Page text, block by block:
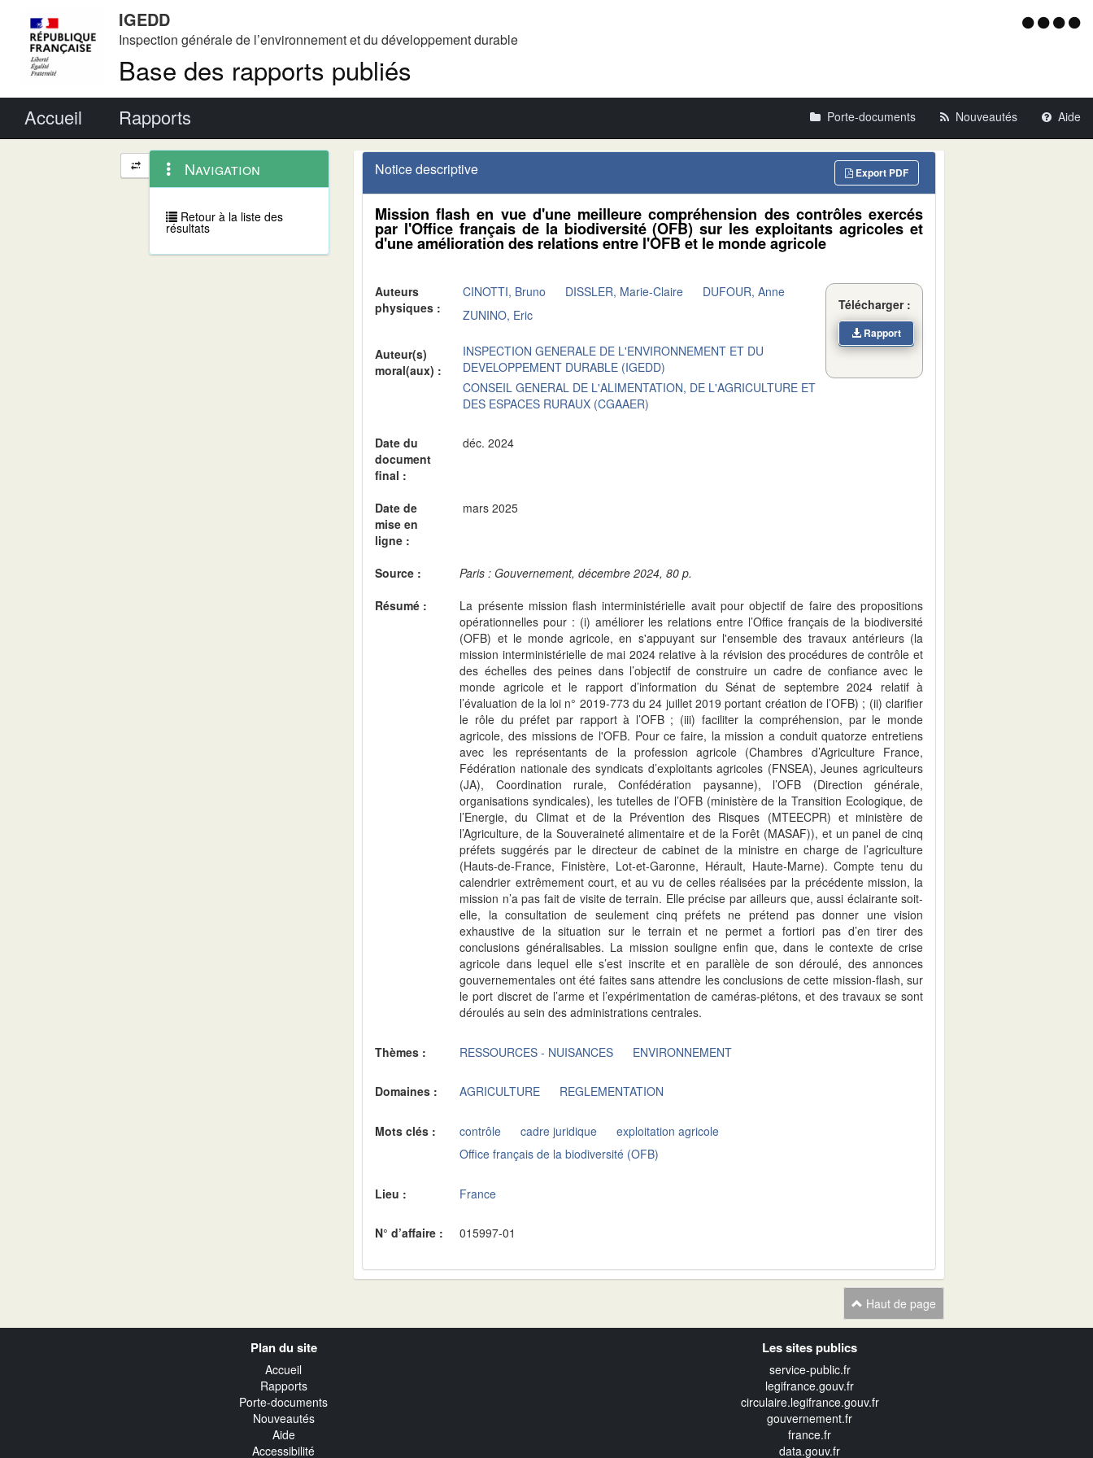
IGEDD
Inspection générale de l’environnement et du développement durable
Base des rapports publiés
Menu
Accueil Rapports Porte-documents Nouveautés Aide
Navigation
et
outils
annexes
contextuel
Navigation
Retour à la liste des
résultats
Notice descriptive Export PDF
Mission flash en vue d'une meilleure compréhension des contrôles exercés
par l'Office français de la biodiversité (OFB) sur les exploitants agricoles et
d'une amélioration des relations entre l'OFB et le monde agricole
Auteurs
physiques :
CINOTTI, Bruno DISSLER, Marie-Claire
DUFOUR, Anne
ZUNINO, Eric
Auteur(s)
moral(aux) :
INSPECTION GENERALE DE L'ENVIRONNEMENT ET DU
DEVELOPPEMENT DURABLE (IGEDD)
CONSEIL GENERAL DE L'ALIMENTATION, DE L'AGRICULTURE ET
DES ESPACES RURAUX (CGAAER)
Date du
document
final :
déc. 2024
Date de
mise en
ligne :
mars 2025
Télécharger :
Rapport
Source :
Paris : Gouvernement, décembre 2024, 80 p.
Résumé :
La présente mission flash interministérielle avait pour objectif de faire des propositions
opérationnelles pour : (i) améliorer les relations entre l’Office français de la biodiversité
(OFB) et le monde agricole, en s'appuyant sur l'ensemble des travaux antérieurs (la
mission interministérielle de mai 2024 relative à la révision des procédures de contrôle et
des échelles des peines dans l’objectif de construire un cadre de confiance avec le
monde agricole et le rapport d’information du Sénat de septembre 2024 relatif à
l’évaluation de la loi n° 2019-773 du 24 juillet 2019 portant création de l’OFB) ; (ii) clarifier
le rôle du préfet par rapport à l’OFB ; (iii) faciliter la compréhension, par le monde
agricole, des missions de l'OFB. Pour ce faire, la mission a conduit quatorze entretiens
avec les représentants de la profession agricole (Chambres d’Agriculture France,
Fédération nationale des syndicats d’exploitants agricoles (FNSEA), Jeunes agriculteurs
(JA), Coordination rurale, Confédération paysanne), l’OFB (Direction générale,
organisations syndicales), les tutelles de l’OFB (ministère de la Transition Ecologique, de
l’Energie, du Climat et de la Prévention des Risques (MTEECPR) et ministère de
l’Agriculture, de la Souveraineté alimentaire et de la Forêt (MASAF)), et un panel de cinq
préfets suggérés par le directeur de cabinet de la ministre en charge de l’agriculture
(Hauts-de-France, Finistère, Lot-et-Garonne, Hérault, Haute-Marne). Compte tenu du
calendrier extrêmement court, et au vu de celles réalisées par la précédente mission, la
mission n’a pas fait de visite de terrain. Elle précise par ailleurs que, aussi éclairante soit-
elle, la consultation de seulement cinq préfets ne prétend pas donner une vision
exhaustive de la situation sur le terrain et ne permet a fortiori pas d’en tirer des
conclusions généralisables. La mission souligne enfin que, dans le contexte de crise
agricole dans lequel elle s’est inscrite et en parallèle de son déroulé, des annonces
gouvernementales ont été faites sans attendre les conclusions de cette mission-flash, sur
le port discret de l’arme et l’expérimentation de caméras-piétons, et des travaux se sont
déroulés au sein des administrations centrales.
Thèmes : RESSOURCES - NUISANCES ENVIRONNEMENT
Domaines : AGRICULTURE REGLEMENTATION
Mots clés : contrôle cadre juridique
exploitation agricole
Office français de la biodiversité (OFB)
Lieu : France
N° d’affaire : 015997-01
Haut de page
Plan du site
Accueil
Rapports
Porte-documents
Nouveautés
Aide
Accessibilité
Les sites publics
service-public.fr
legifrance.gouv.fr
circulaire.legifrance.gouv.fr
gouvernement.fr
france.fr
data.gouv.fr